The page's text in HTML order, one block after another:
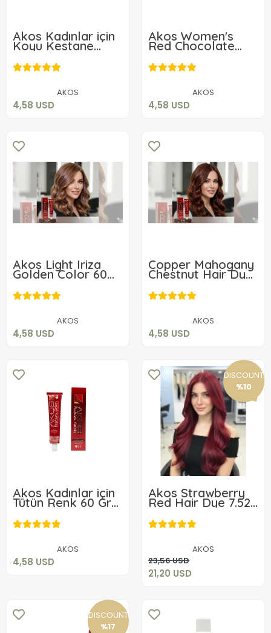
Akos Kadınlar için
Koyu Kestane
Akaju Renk Saç
Boyası 60 Gr 3.52
AKOS
4,58 USD
4,58 USD
Akos Women's
Red Chocolate
Coffee Color 60
Gr Hair Dye Dye
No 4.62
AKOS
4,58 USD
4,58 USD
Akos Light Iriza
Golden Color 60
Gr Paint No 5.24
for Women
AKOS
4,58 USD
4,58 USD
Copper Mahogany
Chestnut Hair Dye
60 Gr Dye No 5.45
AKOS
4,58 USD
4,58 USD
Akos Kadınlar için
Tütün Renk 60 Gr
Boya No 6.9
AKOS
4,58 USD
4,58 USD
DISCOUNT
%10
Akos Strawberry
Red Hair Dye 7.52
3 Pieces + 3
Developer
AKOS
23,56 USD
21,20 USD
21,20 USD
Add to cart
DISCOUNT
%17